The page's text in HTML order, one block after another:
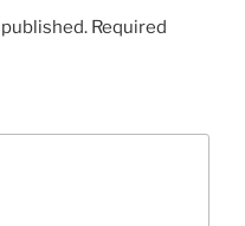
Required